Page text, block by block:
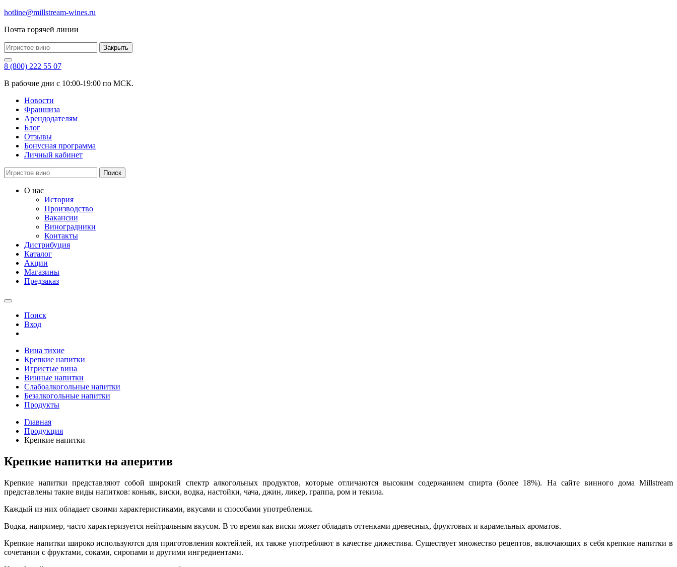
hotline@millstream-wines.ru
Почта горячей линии
Закрыть
8 (800) 222 55 07
В рабочие дни с 10:00-19:00 по МСК.
Новости
Франшиза
Арендодателям
Блог
Отзывы
Бонусная программа
Личный кабинет
Поиск
О нас
История
Производство
Вакансии
Виноградники
Контакты
Дистрибуция
Каталог
Акции
Магазины
Предзаказ
Поиск
Вход
Вина тихие
Крепкие напитки
Игристые вина
Винные напитки
Слабоалкогольные напитки
Безалкогольные напитки
Продукты
Главная
Продукция
Крепкие напитки
Крепкие напитки на аперитив
Крепкие напитки представляют собой широкий спектр алкогольных продуктов, которые отличаются высоким содержанием спирта (более 18%). На сайте винного дома Millstream
представлены такие виды напитков: коньяк, виски, водка, настойки, чача, джин, ликер, граппа, ром и текила.
Каждый из них обладает своими характеристиками, вкусами и способами употребления.
Водка, например, часто характеризуется нейтральным вкусом. В то время как виски может обладать оттенками древесных, фруктовых и карамельных ароматов.
Крепкие напитки широко используются для приготовления коктейлей, их также употребляют в качестве дижестива. Существует множество рецептов, включающих в себя крепкие напитки в
сочетании с фруктами, соками, сиропами и другими ингредиентами.